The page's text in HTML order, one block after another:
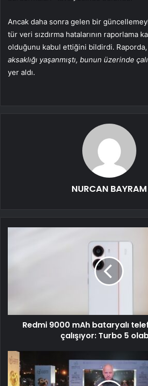
Ancak daha sonra gelen bir
tür veri sızdırma hatalarının raporlama
olduğunu kabul ettiğini bildirdi. Raporda,
aksaklığı yaşanmıştı, bunun üzerinde
yer aldı.
NURCAN BAYRAM
Redmi 9000 mAh bataryalı
çalışıyor: Turbo 5